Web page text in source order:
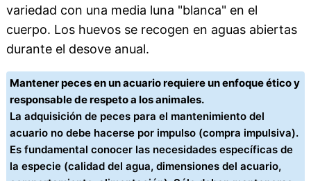
variedad con una media luna "blanca" en el
cuerpo. Los huevos se recogen en aguas abiertas
durante el desove anual.
Mantener peces en un acuario requiere un enfoque ético y
responsable de respeto a los animales.
La adquisición de peces para el mantenimiento del
acuario no debe hacerse por impulso (compra impulsiva).
Es fundamental conocer las necesidades específicas de
la especie (calidad del agua, dimensiones del acuario,